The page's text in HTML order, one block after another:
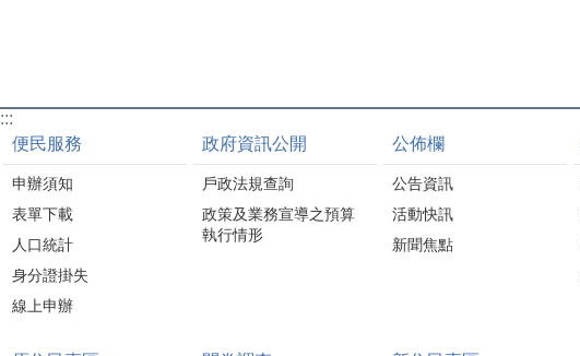
:::
便民服務
申辦須知
表單下載
人口統計
身分證掛失
線上申辦
政府資訊公開
戶政法規查詢
政策及業務宣導之預算
執行情形
公佈欄
公告資訊
活動快訊
新聞焦點